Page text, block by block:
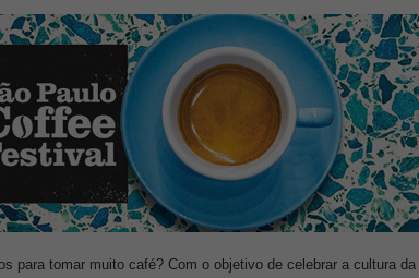
para tomar muito café? Com o objetivo de celebrar a cultura da